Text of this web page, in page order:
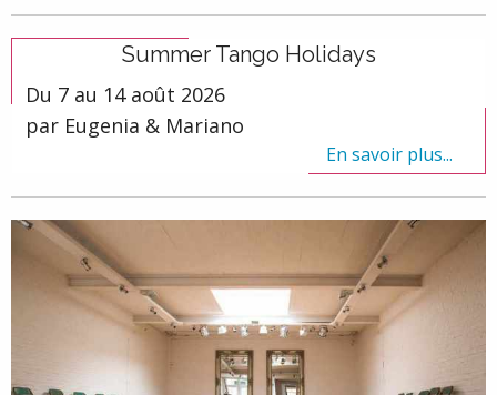
Summer Tango Holidays
Du 7 au 14 août 2026
par Eugenia & Mariano
En savoir plus...
En savoir plus...